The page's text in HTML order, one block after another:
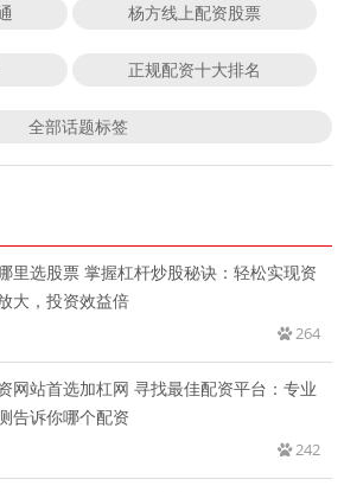
杨方线上配资股票
正规配资十大排名
全部话题标签
里选股票 掌握杠杆炒股秘诀：轻松实现资
大，投资效益倍
264
网站首选加杠网 寻找最佳配资平台：专业
告诉你哪个配资
242